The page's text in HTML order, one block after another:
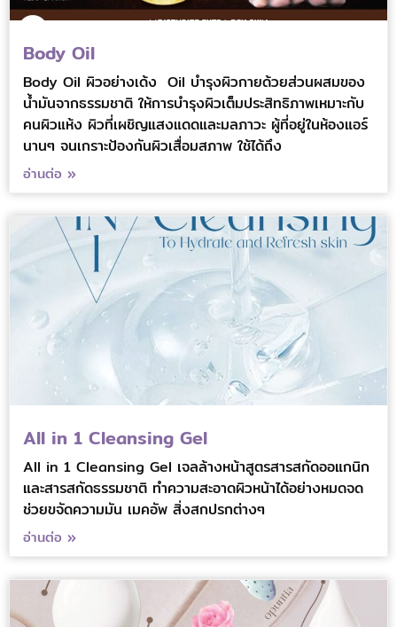
Body Oil
Body Oil ผิวอย่างเด้ง Oil บำรุงผิวกายด้วยส่วนผสมของ
น้ำมันจากธรรมชาติ ให้การบำรุงผิวเต็มประสิทธิภาพเหมาะกับ
คนผิวแห้ง ผิวที่เผชิญแสงแดดและมลภาวะ ผู้ที่อยู่ในห้องแอร์
นานๆ จนเกราะป้องกันผิวเสื่อมสภาพ ใช้ได้ถึง
อ่านต่อ »
All in 1 Cleansing Gel
All in 1 Cleansing Gel เจลล้างหน้าสูตรสารสกัดออแกนิก
และสารสกัดธรรมชาติ ทำความสะอาดผิวหน้าได้อย่างหมดจด
ช่วยขจัดความมัน เมคอัพ สิ่งสกปรกต่างๆ
อ่านต่อ »